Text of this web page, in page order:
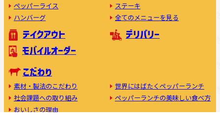
ペッパーライス
ステーキ
ハンバーグ
全てのメニューを見る
テイクアウト
デリバリー
モバイルオーダー
こだわり
素材・製法のこだわり
世界にはばたくペッパーランチ
社会課題への取り組み
ペッパーランチの美味しい食べ方
おいしさの理由